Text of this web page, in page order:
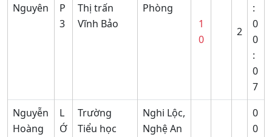
Nguyên
P
3
Thị trấn
Vĩnh Bảo
Phòng
1
0
2
:
0
0
:
0
7
Nguyễn
Hoàng
L
Ớ
Trường
Tiểu học
Nghi Lộc,
Nghệ An
0
0